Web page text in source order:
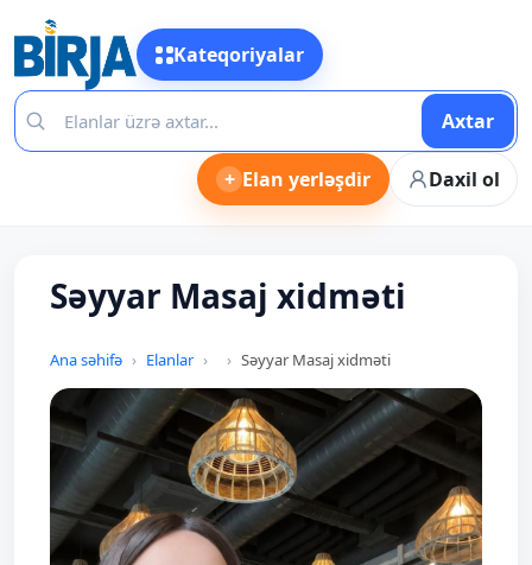
Kateqoriyalar
Axtar
+ Elan yerləşdir Daxil ol
Səyyar Masaj xidməti
Ana səhifə Elanlar Səyyar Masaj xidməti